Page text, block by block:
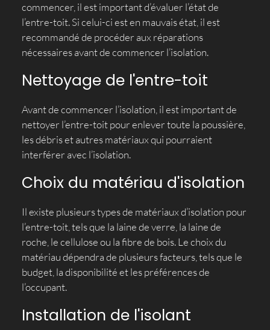
commencer, il est important d’évaluer l’état de
l’entre-toit. Si celui-ci est en mauvais état, il est
recommandé de procéder aux réparations
nécessaires avant de commencer l’isolation.
Nettoyage de l'entre-toit
Avant de commencer l’isolation, il est important de
nettoyer l’entre-toit pour enlever toute la poussière,
les débris et autres matériaux qui pourraient
interférer avec l’isolation.
Choix du matériau d'isolation
Il existe plusieurs types de matériaux d’isolation pour
l’entre-toit, tels que la laine de verre, la laine de
roche, le cellulose ou la fibre de bois. Le choix du
matériau dépendra de plusieurs facteurs, tels que le
budget, la disponibilité et les préférences de
l’occupant.
Installation de l'isolant